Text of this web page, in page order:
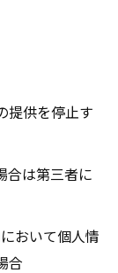
提供を停止す
合は第三者に
おいて個人情
合